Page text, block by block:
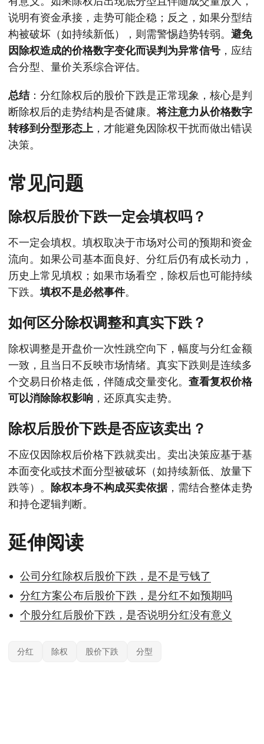
说明有资金承接，走势可能企稳；反之，如果分型结
构被破坏（如持续新低），则需警惕趋势转弱。 避免
因除权造成的价格数字变化而误判为异常信号 ，应结
合分型、量价关系综合评估。
总结：分红除权后的股价下跌是正常现象，核心是判
断除权后的走势结构是否健康。 将注意力从价格数字
转移到分型形态上 ，才能避免因除权干扰而做出错误
决策。
常见问题
除权后股价下跌一定会填权吗？
不一定会填权。填权取决于市场对公司的预期和资金
流向。如果公司基本面良好、分红后仍有成长动力，
历史上常见填权；如果市场看空，除权后也可能持续
下跌。填权不是必然事件。
如何区分除权调整和真实下跌？
除权调整是开盘价一次性跳空向下，幅度与分红金额
一致，且当日不反映市场情绪。真实下跌则是连续多
个交易日价格走低，伴随成交量变化。 查看复权价格
可以消除除权影响 ，还原真实走势。
除权后股价下跌是否应该卖出？
不应仅因除权后价格下跌就卖出。卖出决策应基于基
本面变化或技术面分型被破坏（如持续新低、放量下
跌等）。 除权本身不构成买卖依据，需结合整体走势
和持仓逻辑判断。
延伸阅读
公司分红除权后股价下跌，是不是亏钱了
分红方案公布后股价下跌，是分红不如预期吗
个股分红后股价下跌，是否说明分红没有意义
分红 除权 股价下跌 分型